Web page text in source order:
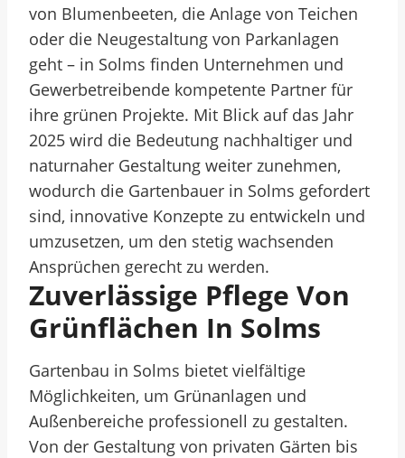
von Blumenbeeten, die Anlage von Teichen
oder die Neugestaltung von Parkanlagen
geht – in Solms finden Unternehmen und
Gewerbetreibende kompetente Partner für
ihre grünen Projekte. Mit Blick auf das Jahr
2025 wird die Bedeutung nachhaltiger und
naturnaher Gestaltung weiter zunehmen,
wodurch die Gartenbauer in Solms gefordert
sind, innovative Konzepte zu entwickeln und
umzusetzen, um den stetig wachsenden
Ansprüchen gerecht zu werden.
Zuverlässige Pflege Von
Grünflächen In Solms
Gartenbau in Solms bietet vielfältige
Möglichkeiten, um Grünanlagen und
Außenbereiche professionell zu gestalten.
Von der Gestaltung von privaten Gärten bis